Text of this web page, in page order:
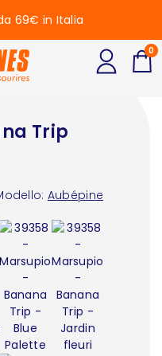
Trip
Aubépine
69€ in Italia
0